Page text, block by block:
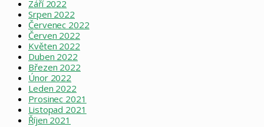
Září 2022
Srpen 2022
Červenec 2022
Červen 2022
Květen 2022
Duben 2022
Březen 2022
Únor 2022
Leden 2022
Prosinec 2021
Listopad 2021
Říjen 2021